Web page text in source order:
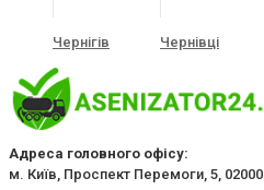
Чернігів Чернівці
Адреса головного офісу:
м. Київ, Проспект Перемоги, 5, 02000